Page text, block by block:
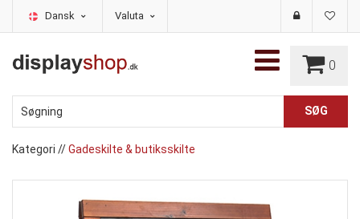
Dansk Valuta
0
Kategori //Gadeskilte & butiksskilte